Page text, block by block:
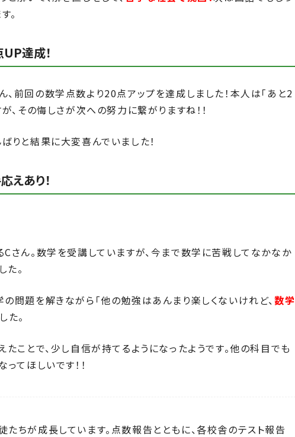
。
達成！
前回の数学点数より20点アップを達成しました！本人は「あと2
が、その悔しさが次への努力に繋がりますね！！
りと結果に大変喜んでいました！
あり！
Cさん。数学を受講していますが、今まで数学に苦戦してなかなか
。
問題を解きながら「他の勉強はあんまり楽しくないけれど、数学
た。
たことで、少し自信が持てるようになったようです。他の科目でも
てほしいです！！
ちが成長しています。点数報告とともに、各校舎のテスト報告